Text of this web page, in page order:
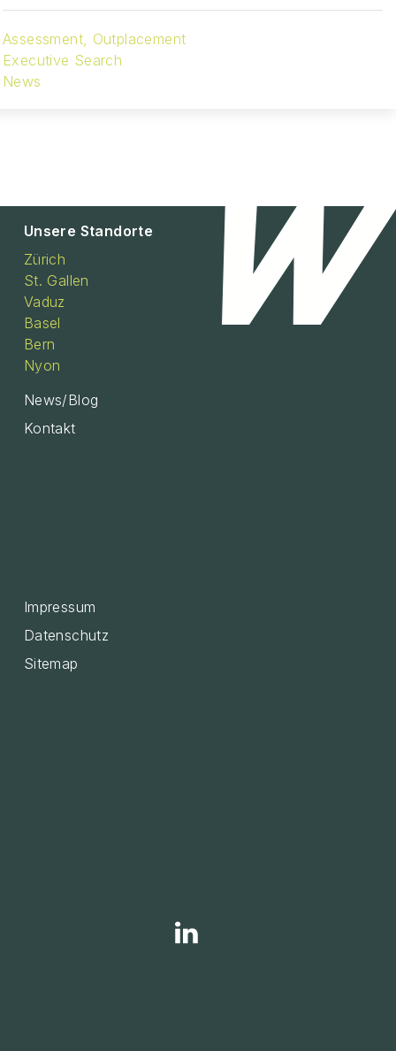
Assessment, Outplacement
Executive Search
News
Unsere Standorte
Zürich
St. Gallen
Vaduz
Basel
Bern
Nyon
News/Blog
Kontakt
Impressum
Datenschutz
Sitemap